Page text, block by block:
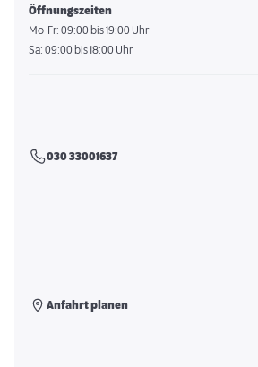
Öffnungszeiten
Mo-Fr: 09:00 bis 19:00 Uhr
Sa: 09:00 bis 18:00 Uhr
030 33001637
Anfahrt planen